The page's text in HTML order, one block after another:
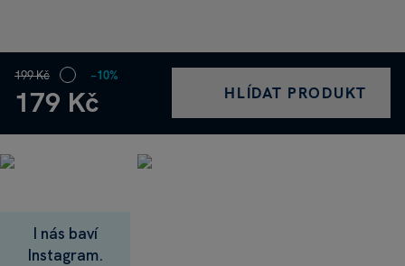
199 Kč
179 Kč
−10%
HLÍDAT PRODUKT
I nás baví
Instagram.